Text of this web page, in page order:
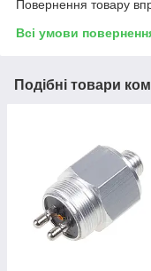
Повернення товару
Всі умови
Подібні товари